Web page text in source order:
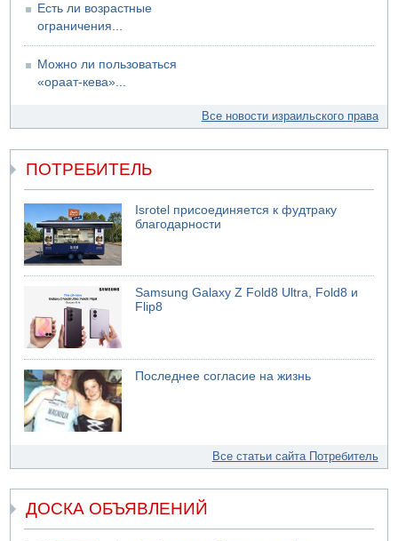
Есть ли возрастные
ограничения...
Можно ли пользоваться
«ораат-кева»...
Все новости израильского права
ПОТРЕБИТЕЛЬ
Isrotel присоединяется к фудтраку
благодарности
Samsung Galaxy Z Fold8 Ultra, Fold8 и
Flip8
Последнее согласие на жизнь
Все статьи сайта Потребитель
ДОСКА ОБЪЯВЛЕНИЙ